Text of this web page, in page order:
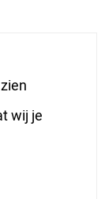
wij je
Truck,
BBL-